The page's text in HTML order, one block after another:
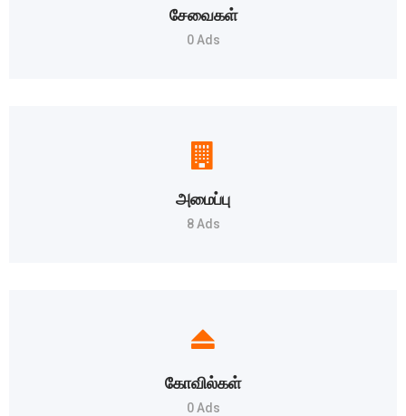
சேவைகள்
0 Ads
அமைப்பு
8 Ads
கோவில்கள்
0 Ads